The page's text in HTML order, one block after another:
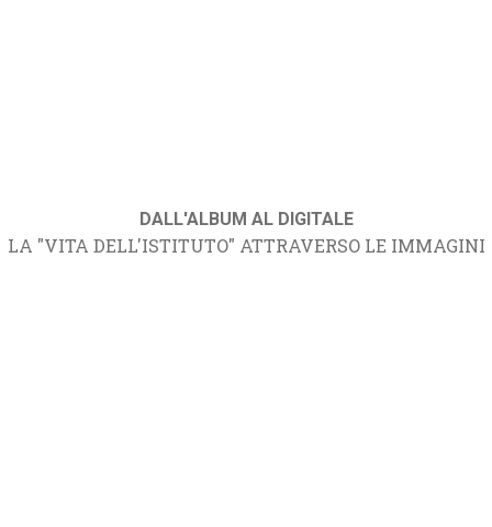
DALL'ALBUM AL DIGITALE
LA "VITA DELL'ISTITUTO" ATTRAVERSO LE IMMAGINI